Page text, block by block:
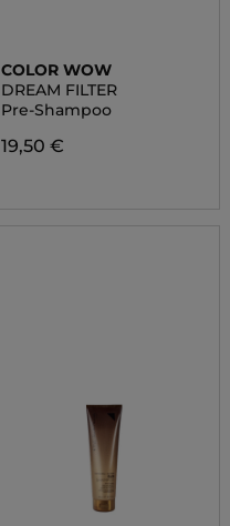
COLOR WOW
DREAM FILTER
Pre-Shampoo
19,50 €